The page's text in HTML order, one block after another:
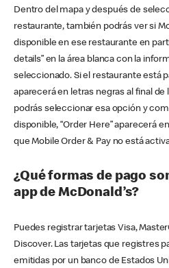
Dentro del mapa y después de
restaurante, también podrás ver si
disponible en ese restaurante en
details” en la área blanca con la
seleccionado. Si el restaurante está
aparecerá en letras negras al final de
podrás seleccionar esa opción y
disponible, “Order Here” aparecerá
que Mobile Order & Pay no está
¿Qué formas de pago
app de McDonald’s?
Puedes registrar tarjetas Visa,
Discover. Las tarjetas que registres
emitidas por un banco de Estados